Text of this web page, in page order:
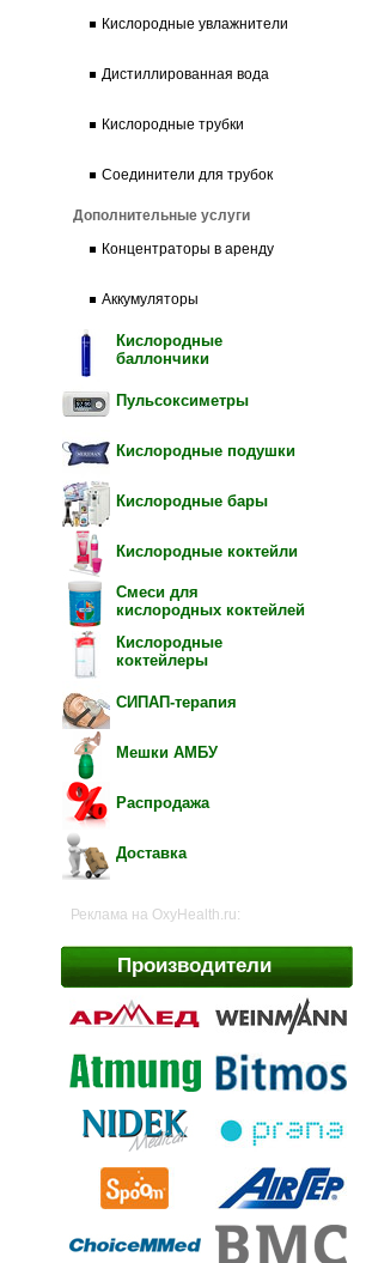
Кислородные увлажнители
Дистиллированная вода
Кислородные трубки
Соединители для трубок
Дополнительные услуги
Концентраторы в аренду
Аккумуляторы
Кислородные
баллончики
Пульсоксиметры
Кислородные подушки
Кислородные бары
Кислородные коктейли
Смеси для
кислородных коктейлей
Кислородные
коктейлеры
СИПАП-терапия
Мешки АМБУ
Распродажа
Доставка
Реклама на OxyHealth.ru:
Производители